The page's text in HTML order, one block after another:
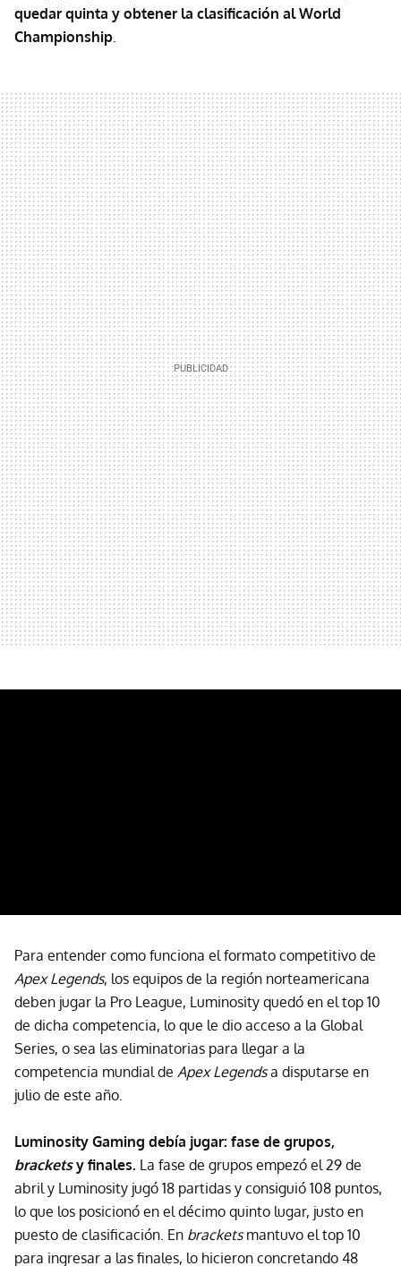
quedar quinta y obtener la clasificación al World
Championship
Para entender como funciona el formato competitivo de
Apex Legends, los equipos de la región norteamericana
deben jugar la Pro League, Luminosity quedó en el top 10
de dicha competencia, lo que le dio acceso a la Global
Series, o sea las eliminatorias para llegar a la
competencia mundial de Apex Legendsa disputarse en
julio de este año.
Luminosity Gaming debía jugar: fase de grupos,
bracketsy finales. La fase de grupos empezó el 29 de
abril y Luminosity jugó 18 partidas y consiguió 108 puntos,
lo que los posicionó en el décimo quinto lugar, justo en
puesto de clasificación. En bracketsmantuvo el top 10
para ingresar a las finales, lo hicieron concretando 48